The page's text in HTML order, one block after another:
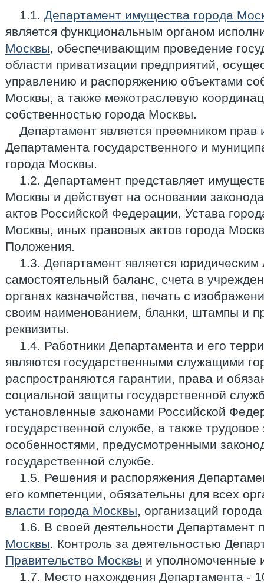
1.1. Департамент имущества города
является функциональным органом
Москвы, обеспечивающим проведение
области приватизации предприятий,
управлению и распоряжению объектами
Москвы, а также межотраслевую
собственностью города Москвы.
Департамент является преемником прав
Департамента государственного и
города Москвы.
1.2. Департамент представляет
Москвы и действует на основании
актов Российской Федерации, Устава
Москвы, иных правовых актов города
Положения.
1.3. Департамент является
самостоятельный баланс, счета в
органах казначейства, печать с
своим наименованием, бланки, штампы и
реквизиты.
1.4. Работники Департамента и его
являются государственными служащими
распространяются гарантии, права и
социальной защиты государственной
установленные законами Российской
государственной службе, а также трудовое
особенностями, предусмотренными
государственной службе.
1.5. Решения и распоряжения
его компетенции, обязательны для всех
власти города Москвы, организаций
1.6. В своей деятельности Департамент
Москвы. Контроль за деятельностью
Правительство Москвы и уполномоченные
1.7. Место нахождения Департамента -